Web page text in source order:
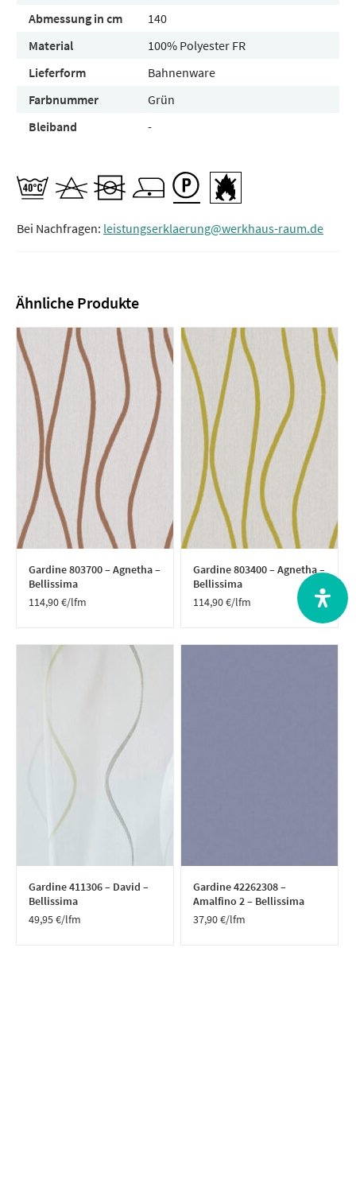
Abmessung in cm
140
Material
100% Polyester FR
Lieferform
Bahnenware
Farbnummer
Grün
Bleiband
-
Bei Nachfragen: leistungserklaerung@werkhaus-raum.de
Ähnliche Produkte
Gardine 803700 – Agnetha –
Bellissima
114,90€/lfm
Gardine 803400 – Agnetha –
Bellissima
114,90€/lfm
Gardine 411306 – David –
Bellissima
49,95€/lfm
Gardine 42262308 –
Amalfino 2 – Bellissima
37,90€/lfm